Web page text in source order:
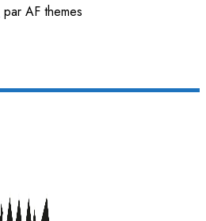
par AF themes